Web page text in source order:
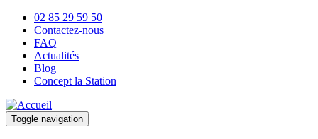
Aller
contenu
principal
Menu
Top
02 85 29 59 50
Contactez-nous
FAQ
Actualités
Blog
Concept la Station
Toggle navigation